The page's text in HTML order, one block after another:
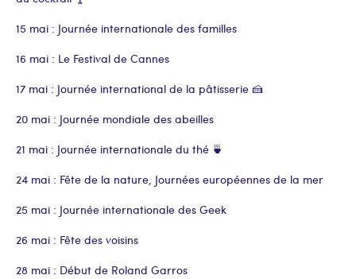
15 mai : Journée internationale des familles
16 mai : Le Festival de Cannes
17 mai : Journée international de la pâtisserie 🍰
20 mai : Journée mondiale des abeilles
21 mai : Journée internationale du thé 🍵
24 mai : Fête de la nature, Journées européennes de la mer
25 mai : Journée internationale des Geek
26 mai : Fête des voisins
28 mai : Début de Roland Garros